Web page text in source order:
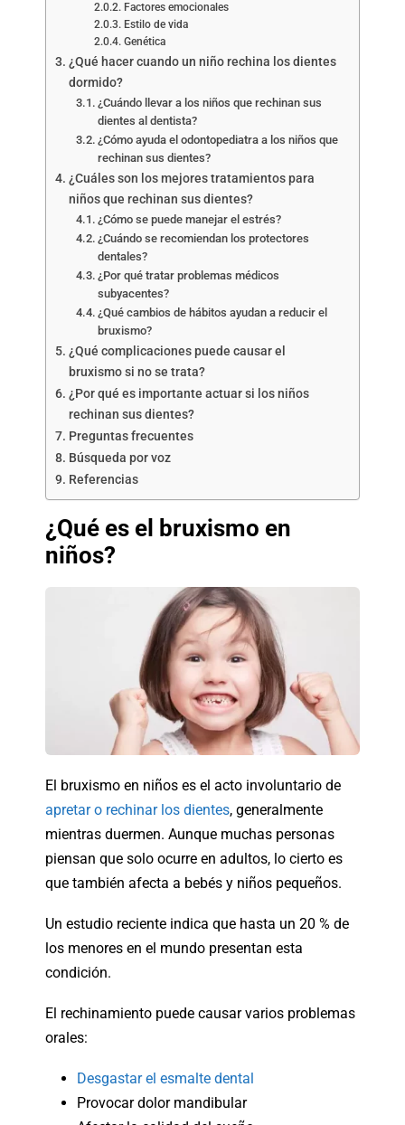
Factores emocionales
Estilo de vida
Genética
¿Qué hacer cuando un niño rechina los dientes
dormido?
¿Cuándo llevar a los niños que rechinan sus
dientes al dentista?
¿Cómo ayuda el odontopediatra a los niños que
rechinan sus dientes?
¿Cuáles son los mejores tratamientos para
niños que rechinan sus dientes?
¿Cómo se puede manejar el estrés?
¿Cuándo se recomiendan los protectores
dentales?
¿Por qué tratar problemas médicos
subyacentes?
¿Qué cambios de hábitos ayudan a reducir el
bruxismo?
¿Qué complicaciones puede causar el
bruxismo si no se trata?
¿Por qué es importante actuar si los niños
rechinan sus dientes?
Preguntas frecuentes
Búsqueda por voz
Referencias
¿Qué es el bruxismo en
niños?
El bruxismo en niños es el acto involuntario de
apretar o rechinar los dientes, generalmente
mientras duermen. Aunque muchas personas
piensan que solo ocurre en adultos, lo cierto es
que también afecta a bebés y niños pequeños.
Un estudio reciente indica que hasta un 20 % de
los menores en el mundo presentan esta
condición.
El rechinamiento puede causar varios problemas
orales:
Desgastar el esmalte dental
Provocar dolor mandibular